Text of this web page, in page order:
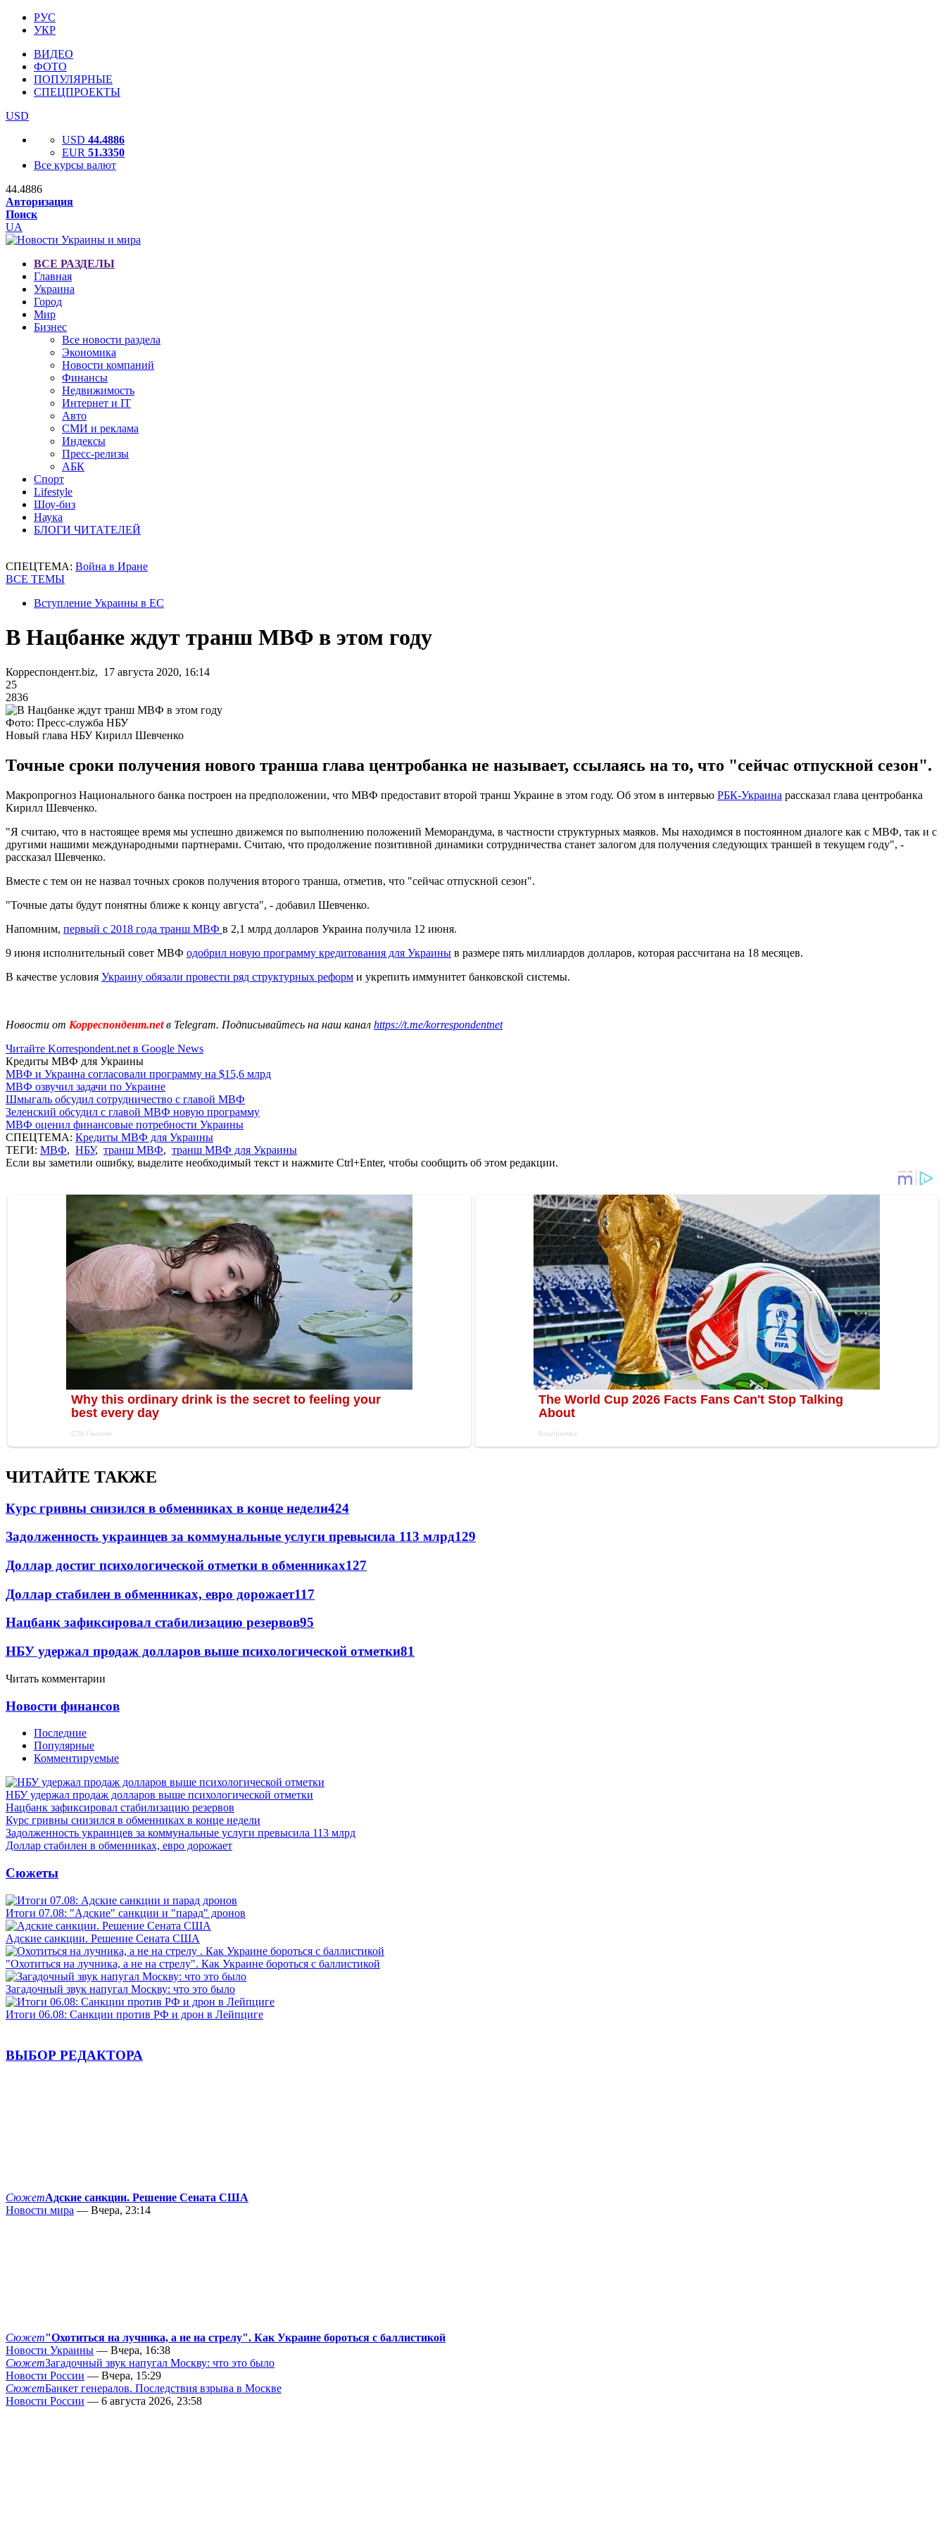
РУС
УКР
ВИДЕО
ФОТО
ПОПУЛЯРНЫЕ
СПЕЦПРОЕКТЫ
USD
USD 44.4886
EUR 51.3350
Все курсы валют
44.4886
Авторизация
Поиск
UA
ВСЕ РАЗДЕЛЫ
Главная
Украина
Город
Мир
Бизнес
Все новости раздела
Экономика
Новости компаний
Финансы
Недвижимость
Интернет и IT
Авто
СМИ и реклама
Индексы
Пресс-релизы
АБК
Спорт
Lifestyle
Шоу-биз
Наука
БЛОГИ ЧИТАТЕЛЕЙ
СПЕЦТЕМА: Война в Иране
ВСЕ ТЕМЫ
Вступление Украины в ЕС
В Нацбанке ждут транш МВФ в этом году
Корреспондент.biz, 17 августа 2020, 16:14
25
2836
Фото: Пресс-служба НБУ
Новый глава НБУ Кирилл Шевченко
Точные сроки получения нового транша глава центробанка не называет, ссылаясь на то, что "сейчас отпускной сезон".
Макропрогноз Национального банка построен на предположении, что МВФ предоставит второй транш Украине в этом году. Об этом в интервью РБК-Украина рассказал глава центробанка
Кирилл Шевченко.
"Я считаю, что в настоящее время мы успешно движемся по выполнению положений Меморандума, в частности структурных маяков. Мы находимся в постоянном диалоге как с МВФ, так и с
другими нашими международными партнерами. Считаю, что продолжение позитивной динамики сотрудничества станет залогом для получения следующих траншей в текущем году", -
рассказал Шевченко.
Вместе с тем он не назвал точных сроков получения второго транша, отметив, что "сейчас отпускной сезон".
"Точные даты будут понятны ближе к концу августа", - добавил Шевченко.
Напомним, первый с 2018 года транш МВФ в 2,1 млрд долларов Украина получила 12 июня.
9 июня исполнительный совет МВФ одобрил новую программу кредитования для Украины в размере пять миллиардов долларов, которая рассчитана на 18 месяцев.
В качестве условия Украину обязали провести ряд структурных реформ и укрепить иммунитет банковской системы.
Новости от Корреспондент.netв Telegram. Подписывайтесь на наш канал https://t.me/korrespondentnet
Читайте Korrespondent.net в Google News
Кредиты МВФ для Украины
МВФ и Украина согласовали программу на $15,6 млрд
МВФ озвучил задачи по Украине
Шмыгаль обсудил сотрудничество с главой МВФ
Зеленский обсудил с главой МВФ новую программу
МВФ оценил финансовые потребности Украины
СПЕЦТЕМА: Кредиты МВФ для Украины
ТЕГИ: МВФ, НБУ, транш МВФ, транш МВФ для Украины
Если вы заметили ошибку, выделите необходимый текст и нажмите Ctrl+Enter, чтобы сообщить об этом редакции.
ЧИТАЙТЕ ТАКЖЕ
Курс гривны снизился в обменниках в конце недели424
Задолженность украинцев за коммунальные услуги превысила 113 млрд129
Доллар достиг психологической отметки в обменниках127
Доллар стабилен в обменниках, евро дорожает117
Нацбанк зафиксировал стабилизацию резервов95
НБУ удержал продаж долларов выше психологической отметки81
Читать комментарии
Новости финансов
Последние
Популярные
Комментируемые
НБУ удержал продаж долларов выше психологической отметки
Нацбанк зафиксировал стабилизацию резервов
Курс гривны снизился в обменниках в конце недели
Задолженность украинцев за коммунальные услуги превысила 113 млрд
Доллар стабилен в обменниках, евро дорожает
Сюжеты
Итоги 07.08: "Адские" санкции и "парад" дронов
Адские санкции. Решение Сената США
"Охотиться на лучника, а не на стрелу". Как Украине бороться с баллистикой
Загадочный звук напугал Москву: что это было
Итоги 06.08: Санкции против РФ и дрон в Лейпциге
ВЫБОР РЕДАКТОРА
СюжетАдские санкции. Решение Сената США
Новости мира — Вчера, 23:14
Сюжет"Охотиться на лучника, а не на стрелу". Как Украине бороться с баллистикой
Новости Украины — Вчера, 16:38
СюжетЗагадочный звук напугал Москву: что это было
Новости России — Вчера, 15:29
СюжетБанкет генералов. Последствия взрыва в Москве
Новости России — 6 августа 2026, 23:58